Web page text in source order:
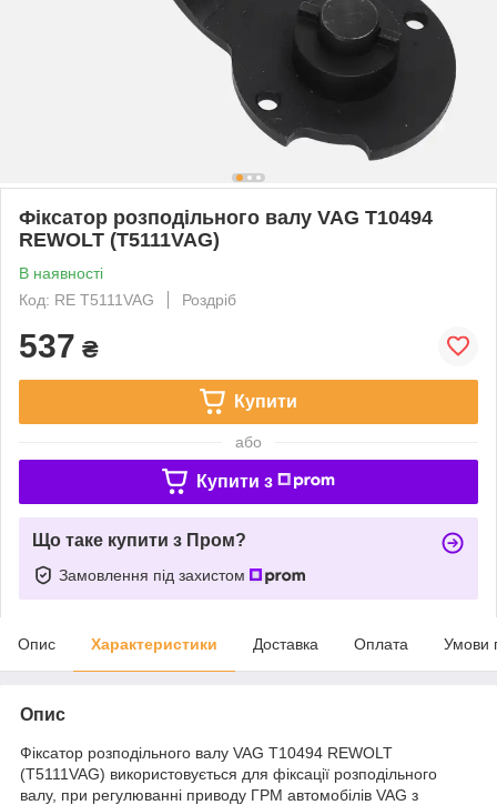
Фіксатор розподільного валу VAG T10494
REWOLT (T5111VAG)
В наявності
Код: RE T5111VAG
Роздріб
537 ₴
Купити
або
Купити з
Що таке купити з Пром?
Замовлення під захистом
Опис Характеристики Доставка Оплата Умови
Опис
Фіксатор розподільного валу VAG T10494 REWOLT
(T5111VAG) використовується для фіксації розподільного
валу, при регулюванні приводу ГРМ автомобілів VAG з